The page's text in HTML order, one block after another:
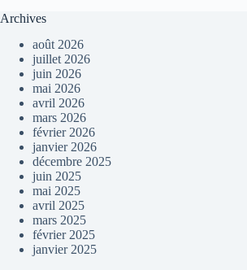
Archives
août 2026
juillet 2026
juin 2026
mai 2026
avril 2026
mars 2026
février 2026
janvier 2026
décembre 2025
juin 2025
mai 2025
avril 2025
mars 2025
février 2025
janvier 2025